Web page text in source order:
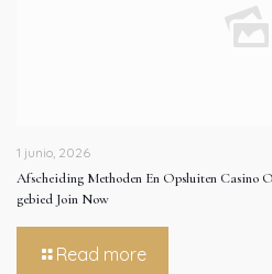
1 junio, 2026
Afscheiding Methoden En Opsluiten Casino
gebied Join Now
Read more